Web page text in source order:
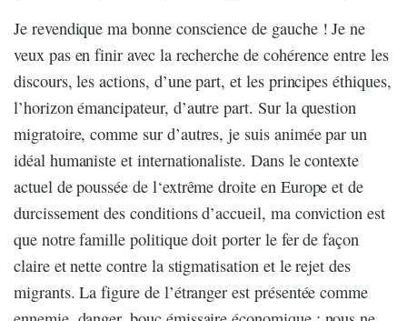
Je revendique ma bonne conscience de gauche ! Je ne
veux pas en finir avec la recherche de cohérence entre les
discours, les actions, d’une part, et les principes éthiques,
l’horizon émancipateur, d’autre part. Sur la question
migratoire, comme sur d’autres, je suis animée par un
idéal humaniste et internationaliste. Dans le contexte
actuel de poussée de l‘extrême droite en Europe et de
durcissement des conditions d’accueil, ma conviction est
que notre famille politique doit porter le fer de façon
claire et nette contre la stigmatisation et le rejet des
migrants. La figure de l’étranger est présentée comme